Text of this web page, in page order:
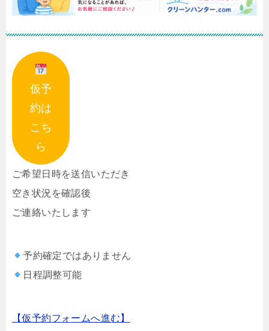
仮予
約は
こち
ら
ご希望日時を送信いただき
空き状況を確認後
ご連絡いたします
予約確定ではありません
日程調整可能
【仮予約フォームへ進む】